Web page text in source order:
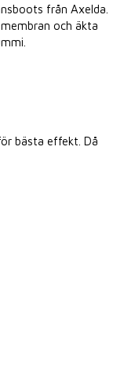
från Axelda.
och äkta
bästa effekt. Då